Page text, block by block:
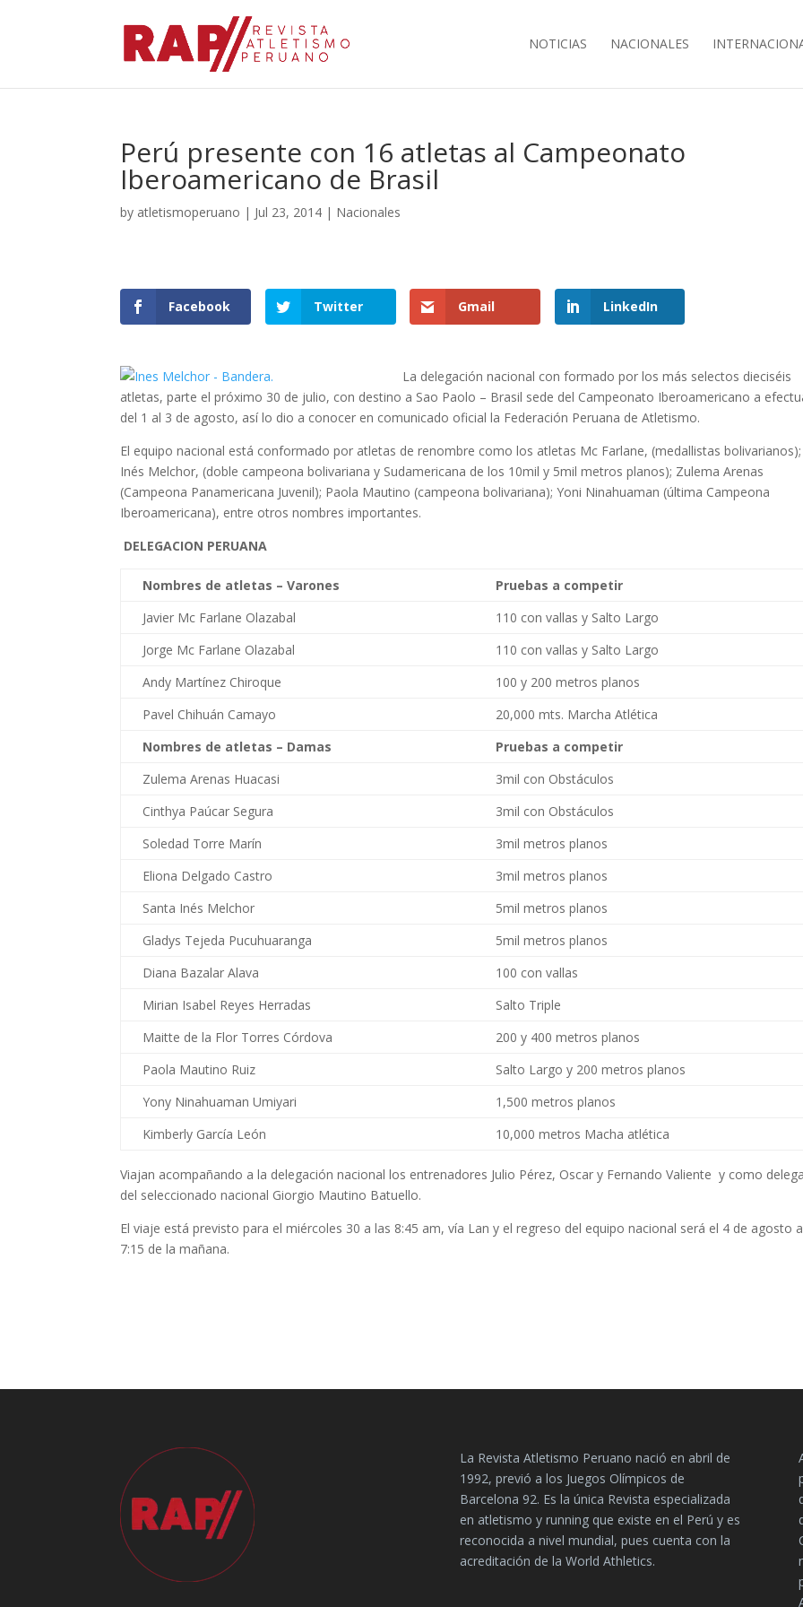
NOTICIAS NACIONALES
Perú presente con 16 atletas al Campeonato
Iberoamericano de Brasil
by atletismoperuano | Jul 23, 2014 | Nacionales
Facebook Twitter Gmail LinkedIn
La delegación nacional con formado por los más selectos dieciséis
atletas, parte el próximo 30 de julio, con destino a Sao Paolo – Brasil sede del Campeonato Iberoamericano a
del 1 al 3 de agosto, así lo dio a conocer en comunicado oficial la Federación Peruana de Atletismo.
El equipo nacional está conformado por atletas de renombre como los atletas Mc Farlane, (medallistas
Inés Melchor, (doble campeona bolivariana y Sudamericana de los 10mil y 5mil metros planos); Zulema Arenas
(Campeona Panamericana Juvenil); Paola Mautino (campeona bolivariana); Yoni Ninahuaman (última Campeona
Iberoamericana), entre otros nombres importantes.
DELEGACION PERUANA
Nombres de atletas – Varones
Pruebas a competir
Javier Mc Farlane Olazabal
110 con vallas y Salto Largo
Jorge Mc Farlane Olazabal
110 con vallas y Salto Largo
Andy Martínez Chiroque
100 y 200 metros planos
Pavel Chihuán Camayo
20,000 mts. Marcha Atlética
Nombres de atletas – Damas
Pruebas a competir
Zulema Arenas Huacasi
3mil con Obstáculos
Cinthya Paúcar Segura
3mil con Obstáculos
Soledad Torre Marín
3mil metros planos
Eliona Delgado Castro
3mil metros planos
Santa Inés Melchor
5mil metros planos
Gladys Tejeda Pucuhuaranga
5mil metros planos
Diana Bazalar Alava
100 con vallas
Mirian Isabel Reyes Herradas
Salto Triple
Maitte de la Flor Torres Córdova
200 y 400 metros planos
Paola Mautino Ruiz
Salto Largo y 200 metros planos
Yony Ninahuaman Umiyari
1,500 metros planos
Kimberly García León
10,000 metros Macha atlética
Viajan acompañando a la delegación nacional los entrenadores Julio Pérez, Oscar y Fernando Valiente y como
del seleccionado nacional Giorgio Mautino Batuello.
El viaje está previsto para el miércoles 30 a las 8:45 am, vía Lan y el regreso del equipo nacional será el 4 de agosto
7:15 de la mañana.
La Revista Atletismo Peruano nació en abril de
1992, previó a los Juegos Olímpicos de
Barcelona 92. Es la única Revista especializada
en atletismo y running que existe en el Perú y es
reconocida a nivel mundial, pues cuenta con la
acreditación de la World Athletics.